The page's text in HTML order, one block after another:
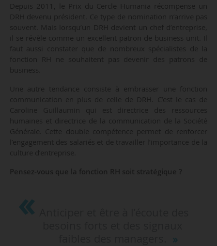
Depuis 2011, le Prix du Cercle Humania récompense un
DRH devenu président. Ce type de nomination n’arrive pas
souvent. Mais lorsqu’un DRH devient un chef d’entreprise,
il se révèle comme un excellent patron de business unit. Il
faut aussi constater que de nombreux spécialistes de la
fonction RH ne souhaitent pas devenir des patrons de
business.
Une autre tendance consiste à embrasser une fonction
communication en plus de celle de DRH. C’est le cas de
Caroline Guillaumin qui est directrice des ressources
humaines et directrice de la communication de la Société
Générale. Cette double compétence permet de renforcer
l’engagement des salariés et de travailler l’importance de la
culture d’entreprise.
Pensez-vous que la fonction RH soit stratégique ?